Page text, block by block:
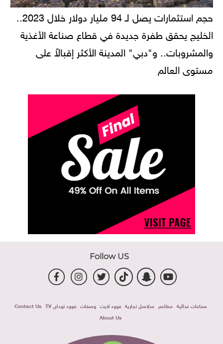
حجم استثمارات يصل لـ 94 مليار دولار خلال 2023..
الخليج يحقق طفرة جديدة في قطاع صناعة الأغذية
والمشروبات.. و"دبي" المدينة الأكثر إقبالاً على
مستوى العالم
Follow US
صناعات غذائية مطاعم سلاسل تجارية فوود لايت وصفات فوود توداى TV
Contact Us
About Us